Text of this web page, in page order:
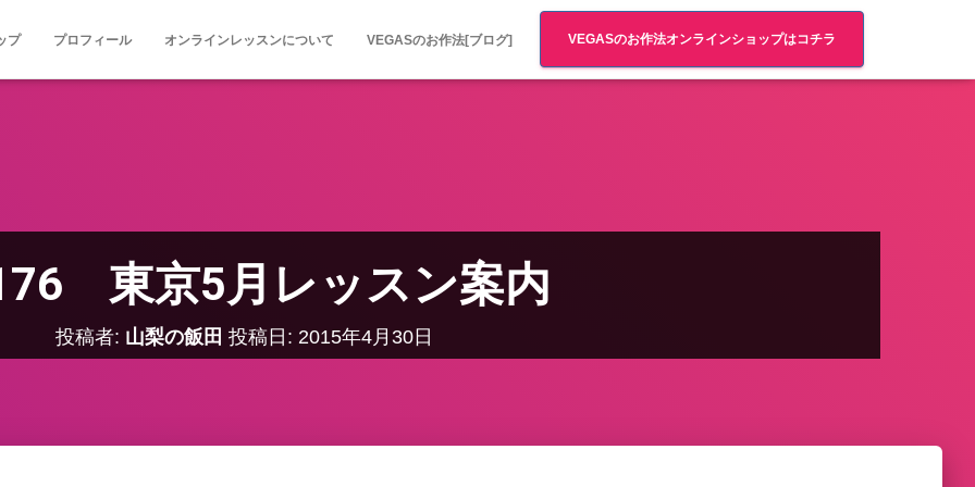
プ プロフィール オンラインレッスンについて VEGASのお作法[ブログ] VEGASのお作法オンラインショップはコチラ
東京5月レッスン案内
投稿者: 山梨の飯田 投稿日: 2015年4月30日